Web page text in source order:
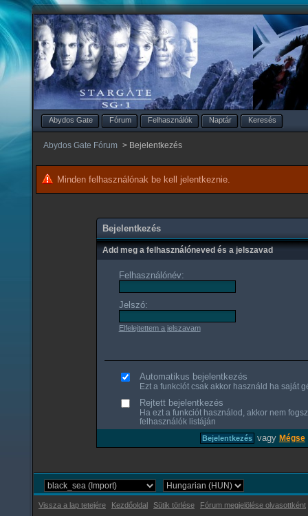
Abydos Gate Fórum Felhasználók Naptár Keresés
Abydos Gate Fórum > Bejelentkezés
Minden felhasználónak be kell jelentkeznie.
Bejelentkezés
Add meg a felhasználóneved és a jelszavad
Felhasználónév:
Jelszó:
Elfelejtettem a jelszavam
Automatikus bejelentkezés
Ezt a funkciót csak akkor használd ha saját
Rejtett bejelentkezés
Ha ezt a funkciót használod, akkor nem
felhasználók listáján
vagy Mégse
Vissza a lap tetejére Kezdőoldal Sütik törlése Fórum megjelölése olvasottként